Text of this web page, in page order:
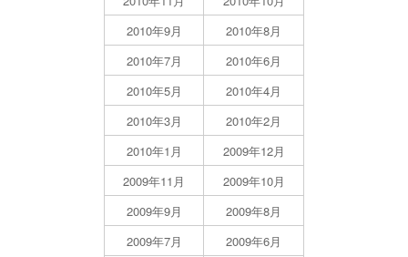
2010年9月
2010年8月
2010年7月
2010年6月
2010年5月
2010年4月
2010年3月
2010年2月
2010年1月
2009年12月
2009年11月
2009年10月
2009年9月
2009年8月
2009年7月
2009年6月